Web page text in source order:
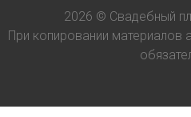
2026 © Свадебный
При копировании материалов